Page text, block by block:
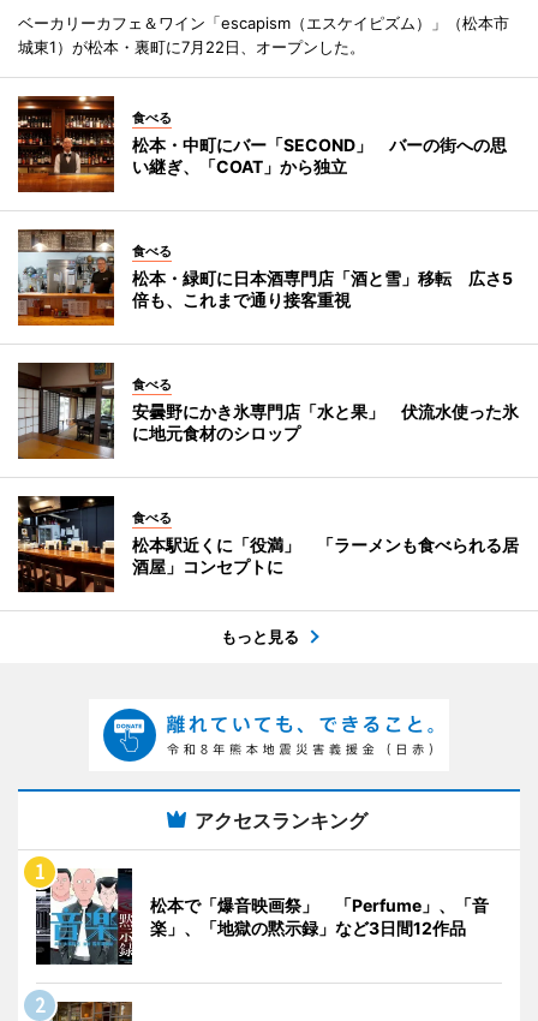
ベーカリーカフェ＆ワイン「escapism（エスケイピズム）」（松本市
城東1）が松本・裏町に7月22日、オープンした。
食べる
松本・中町にバー「SECOND」 バーの街への思
い継ぎ、「COAT」から独立
食べる
松本・緑町に日本酒専門店「酒と雪」移転 広さ5
倍も、これまで通り接客重視
食べる
安曇野にかき氷専門店「水と果」 伏流水使った氷
に地元食材のシロップ
食べる
松本駅近くに「役満」 「ラーメンも食べられる居
酒屋」コンセプトに
もっと見る
アクセスランキング
松本で「爆音映画祭」 「Perfume」、「音
楽」、「地獄の黙示録」など3日間12作品